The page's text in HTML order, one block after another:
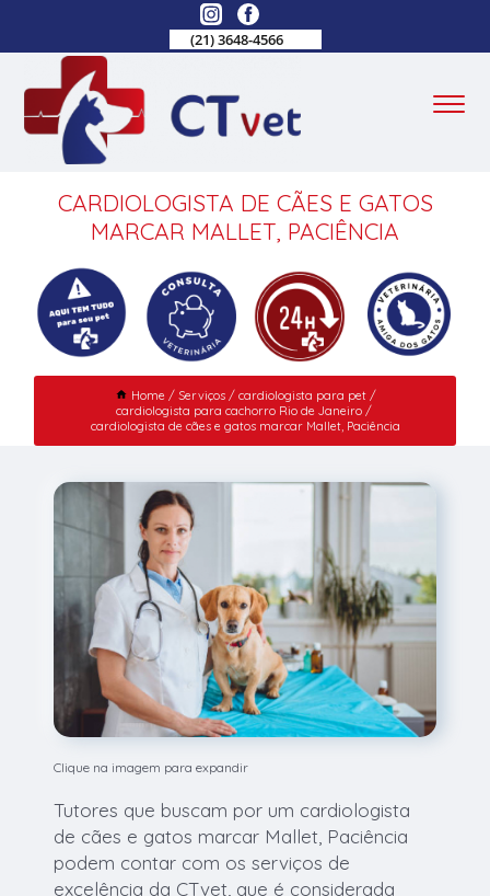
(21) 3648-4566
CARDIOLOGISTA DE CÃES E GATOS
MARCAR MALLET, PACIÊNCIA
Home Serviços
cardiologista para pet
cardiologista para cachorro Rio de Janeiro
cardiologista de cães e gatos marcar Mallet, Paciência
Clique na imagem para expandir
Tutores que buscam por um cardiologista
de cães e gatos marcar Mallet, Paciência
podem contar com os serviços de
excelência da CTvet, que é considerada